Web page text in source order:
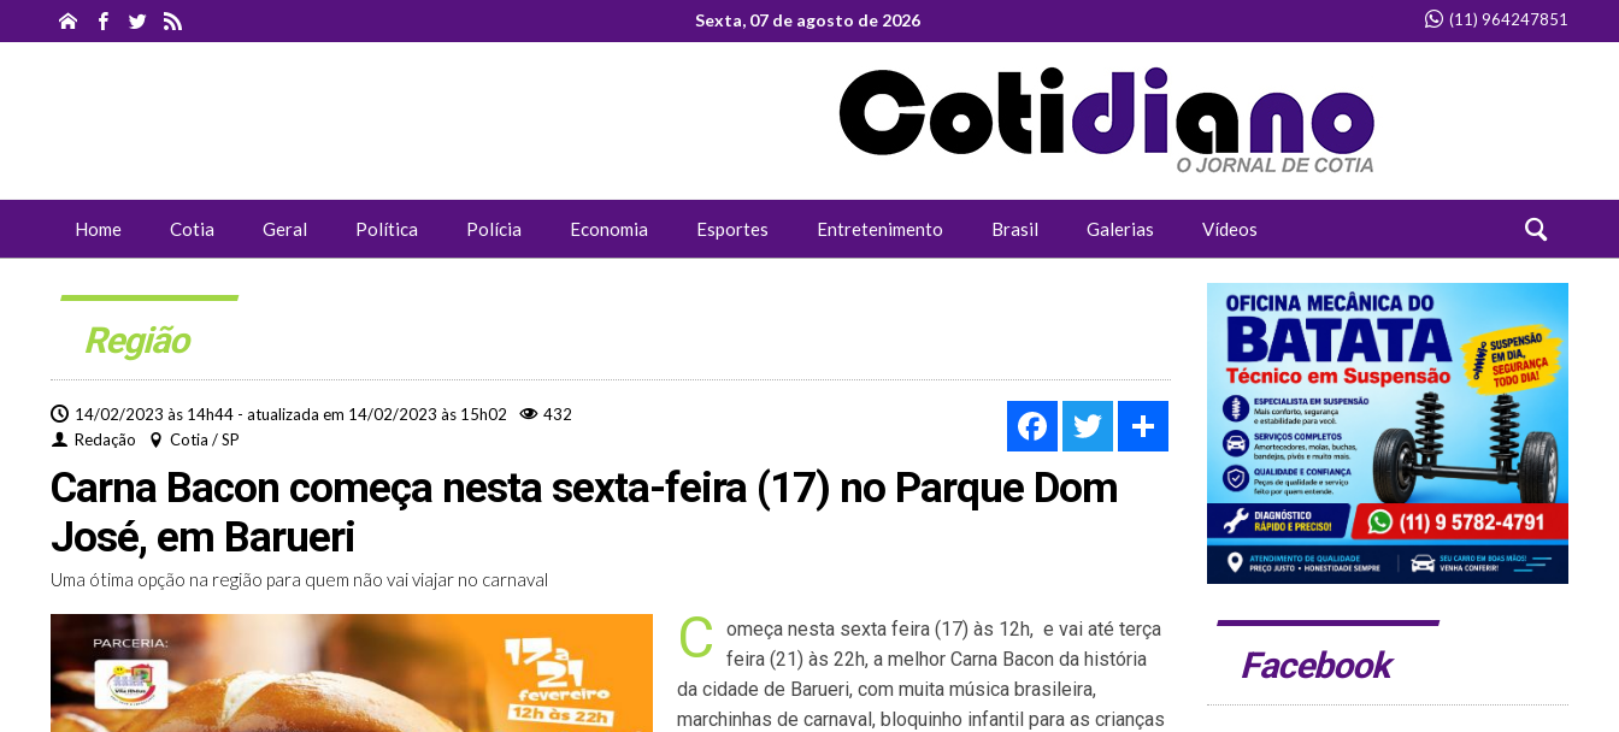
Sexta, 07 de agosto de 2026 (11) 964247851
Home Cotia Geral Política Polícia Economia Esportes Entretenimento Brasil Galerias Vídeos
Região
14/02/2023 às 14h44 - atualizada em 14/02/2023 às 15h02
432
Redação
Cotia / SP
FacebookTwitter
Carna Bacon começa nesta sexta-feira (17) no Parque Dom
José, em Barueri
Uma ótima opção na região para quem não vai viajar no carnaval
C
omeça nesta sexta feira (17) às 12h, e vai até terça
feira (21) às 22h, a melhor Carna Bacon da história
da cidade de Barueri, com muita música brasileira,
marchinhas de carnaval, bloquinho infantil para as crianças
Facebook